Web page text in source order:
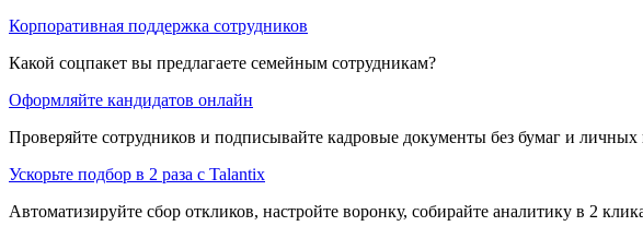
Корпоративная поддержка сотрудников
Какой соцпакет вы предлагаете семейным сотрудникам?
Оформляйте кандидатов онлайн
Проверяйте сотрудников и подписывайте кадровые документы без бумаг и личных
Ускорьте подбор в 2 раза с Talantix
Автоматизируйте сбор откликов, настройте воронку, собирайте аналитику в 2